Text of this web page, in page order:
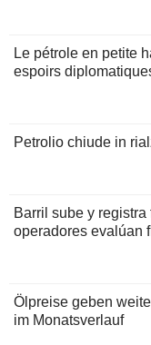
Le pétrole en petite
espoirs
Petrolio chiude in
Barril sube y
operadores evalúan
Ölpreise geben
im Monatsverlauf